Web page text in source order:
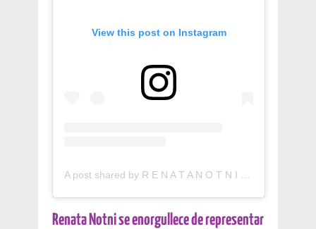
View this post on Instagram
Renata Notni se enorgullece de representar